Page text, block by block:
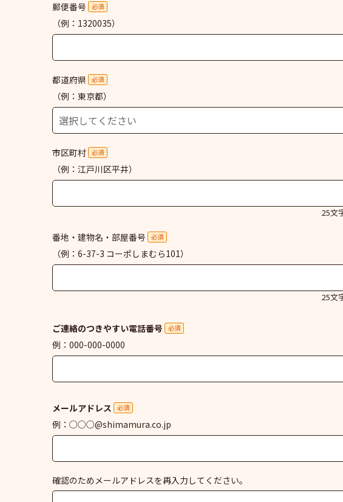
郵便番号 必須
（例：1320035）
都道府県 必須
（例：東京都）
市区町村 必須
（例：江戸川区平井）
25文
番地・建物名・部屋番号 必須
（例：6-37-3 コーポしまむら101）
25文
ご連絡のつきやすい電話番号 必須
例：000-000-0000
メールアドレス 必須
例：○○○@shimamura.co.jp
確認のためメールアドレスを再入力してください。